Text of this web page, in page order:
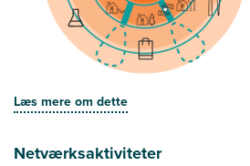
Læs mere om dette
Netværksaktiviteter